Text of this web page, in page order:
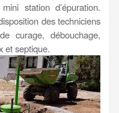
station d’épuration.
des techniciens
curage, débouchage,
et septique.